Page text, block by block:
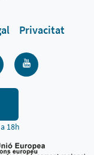
Privacitat
18h